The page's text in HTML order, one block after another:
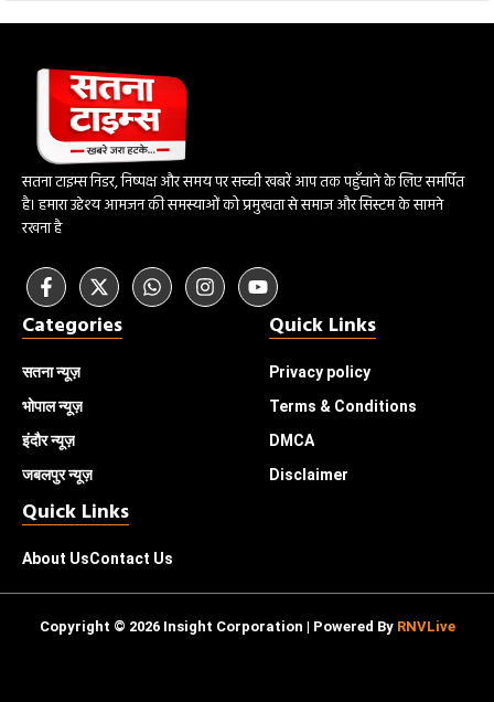
सतना टाइम्स निडर, निष्पक्ष और समय पर सच्ची खबरें आप तक पहुँचाने के लिए समर्पित
है। हमारा उद्देश्य आमजन की समस्याओं को प्रमुखता से समाज और सिस्टम के सामने
रखना है
Categories
सतना न्यूज़
भोपालन्यूज़
इंदौरन्यूज़
जबलपुर न्यूज़
Quick Links
Privacy policy
Terms & Conditions
DMCA
Disclaimer
Quick Links
About UsContact Us
Copyright © 2026 Insight Corporation | Powered By RNVLive